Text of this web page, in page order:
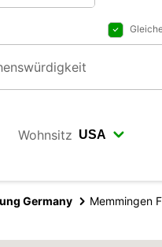
Wohnsitz
Germany Memmingen